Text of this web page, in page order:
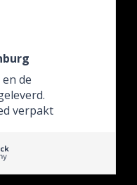
de
verpakt
i.v.m.
zijn